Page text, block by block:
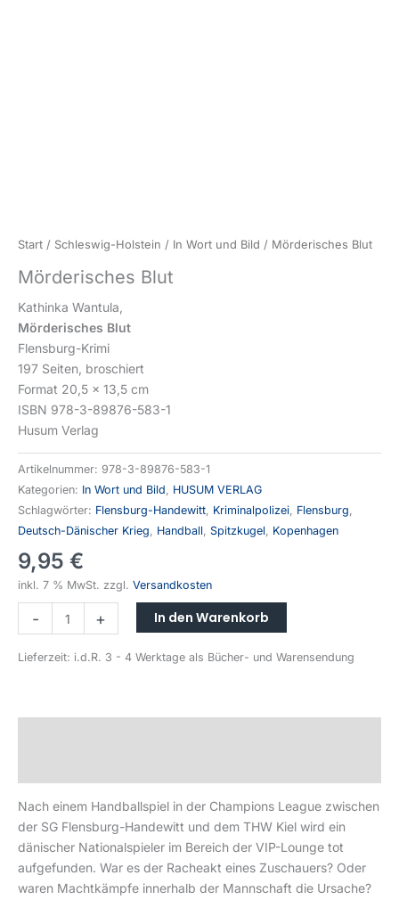
Start / Schleswig-Holstein / In Wort und Bild / Mörderisches Blut
Mörderisches Blut
Kathinka Wantula,
Mörderisches Blut
Flensburg-Krimi
197 Seiten, broschiert
Format 20,5 x 13,5 cm
ISBN 978-3-89876-583-1
Husum Verlag
Artikelnummer: 978-3-89876-583-1
Kategorien: In Wort und Bild, HUSUM VERLAG
Schlagwörter: Flensburg-Handewitt, Kriminalpolizei, Flensburg,
Deutsch-Dänischer Krieg, Handball, Spitzkugel, Kopenhagen
9,95 €
inkl. 7 % MwSt. zzgl. Versandkosten
- + In den Warenkorb
Lieferzeit: i.d.R. 3 - 4 Werktage als Bücher- und Warensendung
Nach einem Handballspiel in der Champions League zwischen
der SG Flensburg-Handewitt und dem THW Kiel wird ein
dänischer Nationalspieler im Bereich der VIP-Lounge tot
aufgefunden. War es der Racheakt eines Zuschauers? Oder
waren Machtkämpfe innerhalb der Mannschaft die Ursache?